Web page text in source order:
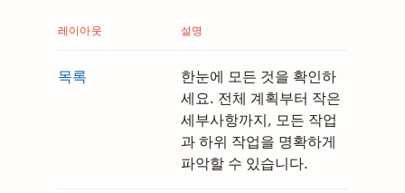
레이아웃 설명
목록
한눈에 모든 것을 확인하
세요. 전체 계획부터 작은
세부사항까지, 모든 작업
과 하위 작업을 명확하게
파악할 수 있습니다.